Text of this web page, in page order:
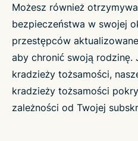
Możesz również
bezpieczeństwa w swojej
przestępców
aby chronić swoją rodzinę.
kradzieży tożsamości,
kradzieży tożsamości
zależności od Twojej